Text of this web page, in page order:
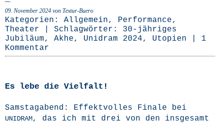
09. November 2024 von Textur-Buero
Kategorien: Allgemein, Performance,
Theater | Schlagwörter: 30-jähriges
Jubiläum, Akhe, Unidram 2024, Utopien
1
Kommentar
Es lebe die Vielfalt!
Sams­tag­abend: Effekt­vol­les Fina­le bei
UNIDRAM, das ich mit drei von den ins­ge­samt